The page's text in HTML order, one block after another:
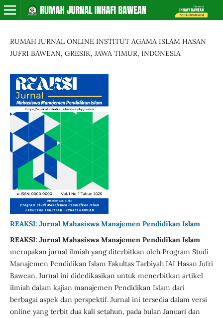
RUMAH JURNAL ONLINE INSTITUT AGAMA ISLAM HASAN
JUFRI BAWEAN, GRESIK, JAWA TIMUR, INDONESIA
REAKSI: Jurnal Mahasiswa Manajemen Pendidikan Islam
REAKSI: Jurnal Mahasiswa Manajemen Pendidikan Islam
merupakan jurnal ilmiah yang diterbitkan oleh Program Studi
Manajemen Pendidikan Islam Fakultas Tarbiyah IAI Hasan Jufri
Bawean. Jurnal ini didedikasikan untuk menerbitkan artikel
ilmiah dalam kajian manajemen Pendidikan Islam dari
berbagai aspek dan perspektif. Jurnal ini tersedia dalam versi
online yang terbit dua kali setahun, pada bulan Januari dan